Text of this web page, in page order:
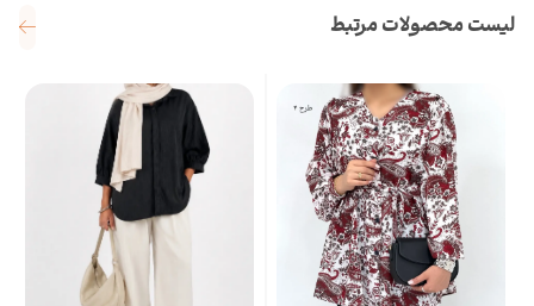
لیست محصولات مرتبط